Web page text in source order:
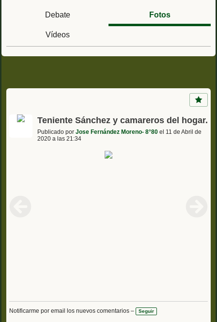
Debate Fotos
Vídeos
Teniente Sánchez y camareros del hogar.
Publicado por Jose Fernández Moreno- 8°80 el 11 de Abril de
2020 a las 21:34
Notificarme por email los nuevos comentarios – Seguir